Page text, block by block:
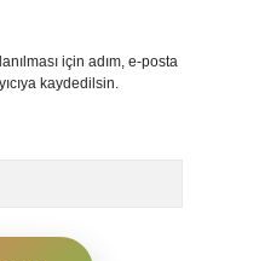
için adım, e-posta
kaydedilsin.